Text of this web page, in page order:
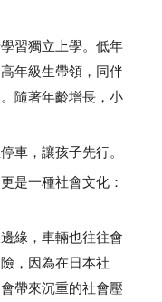
習獨立上學。低年
年級生帶領，同伴
隨著年齡增長，小
，讓孩子先行。
一種社會文化：
緣，車輛也往往會
，因為在日本社
帶來沉重的社會壓